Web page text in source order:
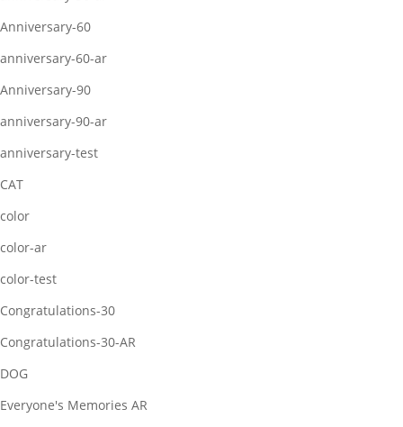
Anniversary-60
anniversary-60-ar
Anniversary-90
anniversary-90-ar
anniversary-test
CAT
color
color-ar
color-test
Congratulations-30
Congratulations-30-AR
DOG
Everyone's Memories AR